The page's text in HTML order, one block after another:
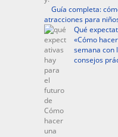
Guía completa:
atracciones para
Qué
«Cómo
semana con
consejos